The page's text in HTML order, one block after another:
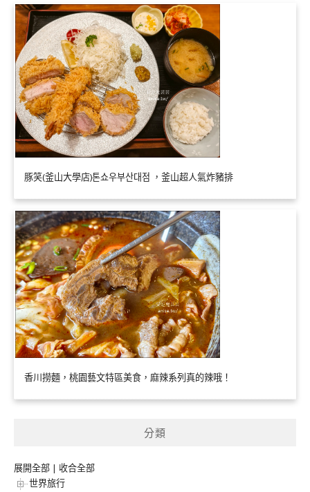
豚笑(釜山大學店)톤쇼우부산대점 ，釜山超人氣炸豬排
香川撈麵，桃園藝文特區美食，麻辣系列真的辣哦！
分類
展開全部 | 收合全部
世界旅行